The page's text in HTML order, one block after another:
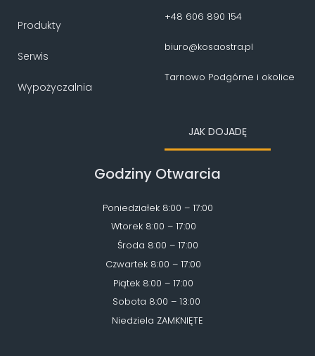
Produkty
Serwis
Wypożyczalnia
+48 606 890 154
biuro@kosaostra.pl
Tarnowo Podgórne i okolice
JAK DOJADĘ
Godziny Otwarcia
Poniedziałek 8:00 – 17:00
Wtorek 8:00 – 17:00
Środa 8:00 – 17:00
Czwartek 8:00 – 17:00
Piątek 8:00 – 17:00
Sobota 8:00 – 13:00
Niedziela ZAMKNIĘTE